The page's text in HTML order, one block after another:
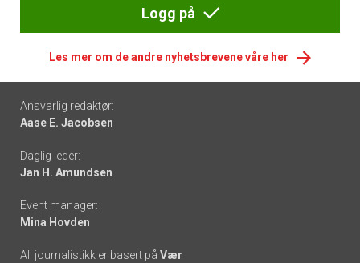
Logg på
Les mer om de andre nyhetsbrevene våre her
Footer
-
links
Ansvarlig redaktør:
Aase E. Jacobsen
Daglig leder:
Jan H. Amundsen
Event manager:
Mina Hovden
All journalistikk er basert på Vær